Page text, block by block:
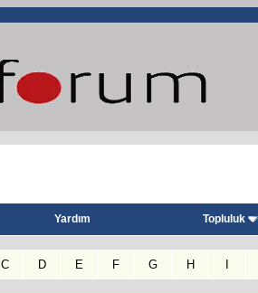
Yardım Topluluk
C D E F G H I